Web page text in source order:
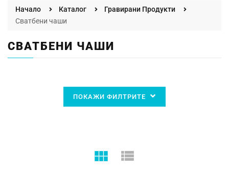
Начало Каталог
Гравирани Продукти
Сватбени чаши
СВАТБЕНИ ЧАШИ
ПОКАЖИ ФИЛТРИТЕ